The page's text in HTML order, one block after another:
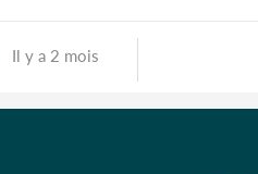
Il y a 2 mois